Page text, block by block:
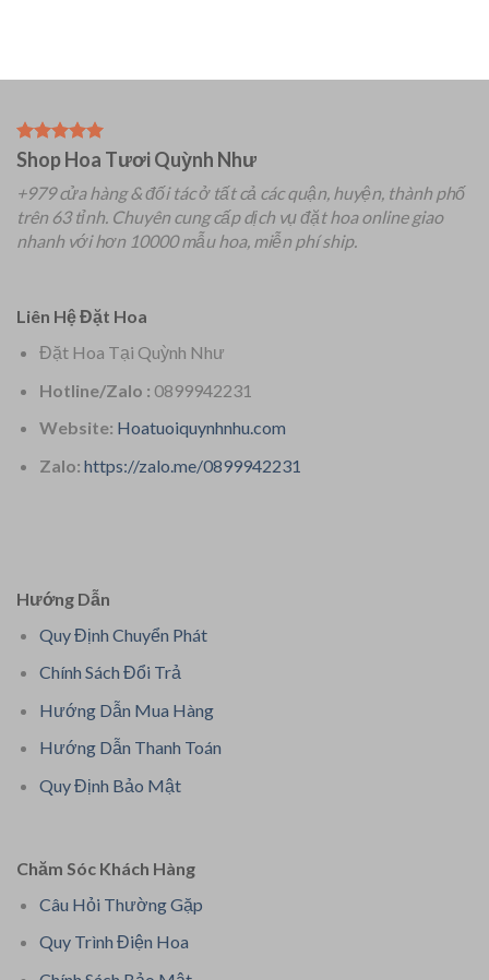
Shop Hoa Tươi Quỳnh Như
+979 cửa hàng & đối tác ở tất cả các quận, huyện, thành phố
trên 63 tỉnh. Chuyên cung cấp dịch vụ đặt hoa online giao
nhanh với hơn 10000 mẫu hoa, miễn phí ship.
Liên Hệ Đặt Hoa
Đặt Hoa Tại Quỳnh Như
Hotline/Zalo : 0899942231
Website: Hoatuoiquynhnhu.com
Zalo: https://zalo.me/0899942231
Hướng Dẫn
Quy Định Chuyển Phát
Chính Sách Đổi Trả
Hướng Dẫn Mua Hàng
Hướng Dẫn Thanh Toán
Quy Định Bảo Mật
Chăm Sóc Khách Hàng
Câu Hỏi Thường Gặp
Quy Trình Điện Hoa